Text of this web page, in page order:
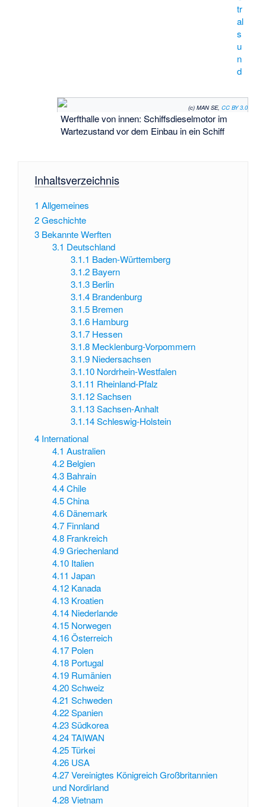
tr
al
s
u
n
d
(c) MAN SE, CC BY 3.0
Werfthalle von innen: Schiffsdieselmotor im
Wartezustand vor dem Einbau in ein Schiff
Inhaltsverzeichnis
1 Allgemeines
2Geschichte
3 Bekannte Werften
3.1 Deutschland
3.1.1 Baden-Württemberg
3.1.2 Bayern
3.1.3 Berlin
3.1.4 Brandenburg
3.1.5 Bremen
3.1.6 Hamburg
3.1.7 Hessen
3.1.8 Mecklenburg-Vorpommern
3.1.9 Niedersachsen
3.1.10 Nordrhein-Westfalen
3.1.11 Rheinland-Pfalz
3.1.12 Sachsen
3.1.13 Sachsen-Anhalt
3.1.14 Schleswig-Holstein
4 International
4.1 Australien
4.2 Belgien
4.3 Bahrain
4.4 Chile
4.5 China
4.6 Dänemark
4.7 Finnland
4.8 Frankreich
4.9 Griechenland
4.10 Italien
4.11 Japan
4.12 Kanada
4.13 Kroatien
4.14 Niederlande
4.15 Norwegen
4.16 Österreich
4.17 Polen
4.18 Portugal
4.19 Rumänien
4.20 Schweiz
4.21 Schweden
4.22 Spanien
4.23 Südkorea
4.24 TAIWAN
4.25 Türkei
4.26 USA
4.27 Vereinigtes Königreich Großbritannien
und Nordirland
4.28 Vietnam